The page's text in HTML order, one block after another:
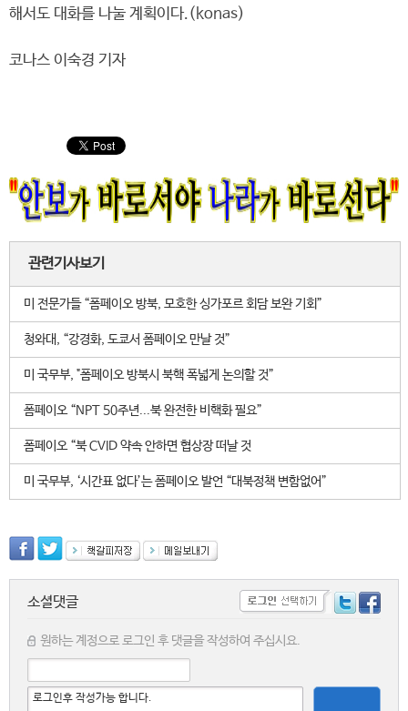
해서도 대화를 나눌 계획이다.(konas)
코나스 이숙경 기자
관련기사보기
미 전문가들 “폼페이오 방북, 모호한 싱가포르 회담 보완 기회”
청와대, “강경화, 도쿄서 폼페이오 만날 것”
미 국무부, "폼페이오 방북시 북핵 폭넓게 논의할 것”
폼페이오 “NPT 50주년...북 완전한 비핵화 필요”
폼페이오 “북 CVID 약속 안하면 협상장 떠날 것
미 국무부, ‘시간표 없다’는 폼페이오 발언 “대북정책 변함없어”
소셜댓글
원하는 계정으로 로그인 후 댓글을 작성하여 주십시요.